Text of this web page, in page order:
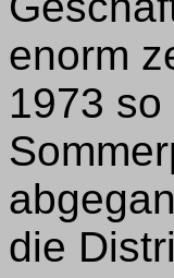
enorm
1973
die